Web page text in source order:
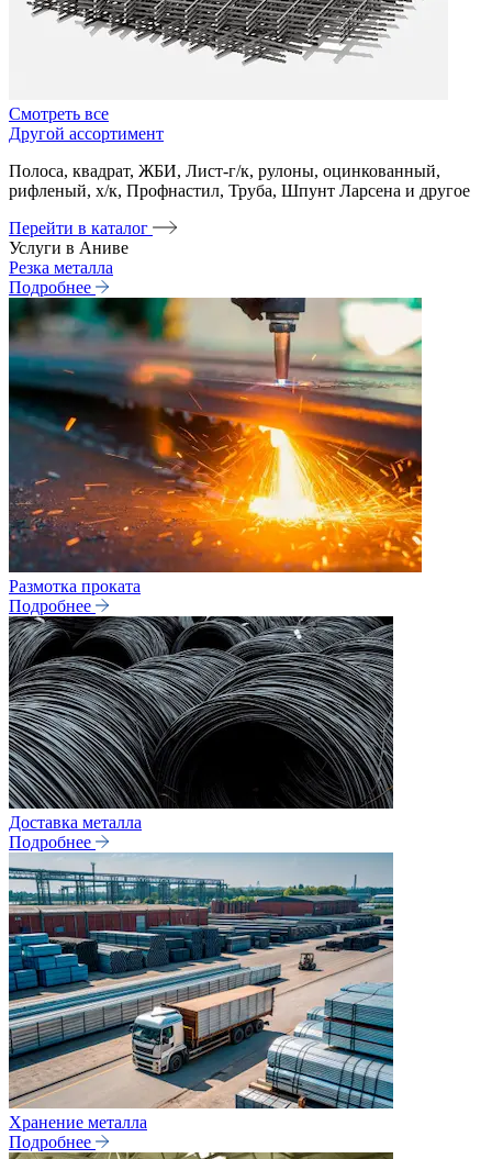
Смотреть все
Другой ассортимент
Полоса, квадрат, ЖБИ, Лист-г/к, рулоны, оцинкованный,
рифленый, х/к, Профнастил, Труба, Шпунт Ларсена и другое
Перейти в каталог
Услуги в Аниве
Резка металла
Подробнее
Размотка проката
Подробнее
Доставка металла
Подробнее
Хранение металла
Подробнее